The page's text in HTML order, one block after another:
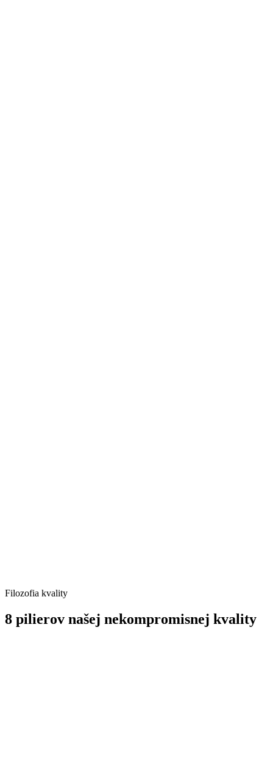
Filozofia kvality
8 pilierov našej nekompromisnej kvality